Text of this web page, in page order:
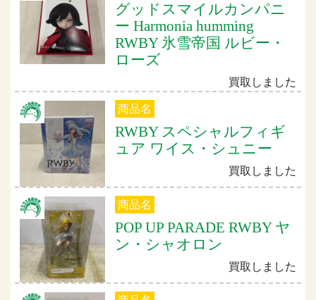
グッドスマイルカンパニ
ー Harmonia humming
RWBY 氷雪帝国 ルビー・
ローズ
買取しました
商品名
RWBY スペシャルフィギ
ュア ワイス・シュニー
買取しました
商品名
POP UP PARADE RWBY ヤ
ン・シャオロン
買取しました